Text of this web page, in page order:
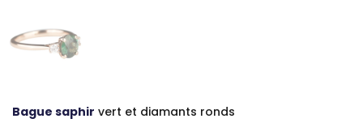
Bague saphir vert et diamants ronds